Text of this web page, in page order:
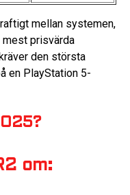
mellan systemen,
mest prisvärda
den största
en PlayStation 5-
om: